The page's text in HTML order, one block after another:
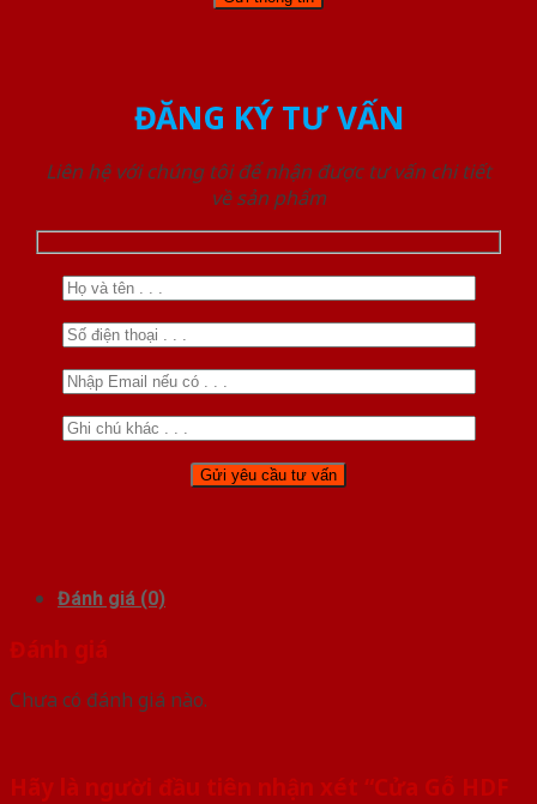
ĐĂNG KÝ TƯ VẤN
Liên hệ với chúng tôi để nhận được tư vấn chi tiết
về sản phẩm
Đánh giá (0)
Đánh giá
Chưa có đánh giá nào.
Hãy là người đầu tiên nhận xét “Cửa Gỗ HDF